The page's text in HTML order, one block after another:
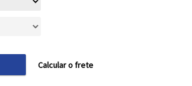
Calcular o frete